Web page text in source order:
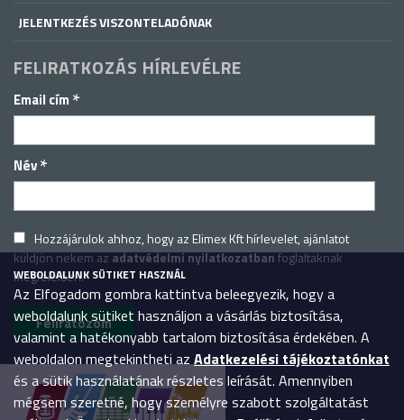
JELENTKEZÉS VISZONTELADÓNAK
FELIRATKOZÁS HÍRLEVÉLRE
Email cím *
Név*
Hozzájárulok ahhoz, hogy az Elimex Kft hírlevelet, ajánlatot
küldjön nekem azadatvédelmi nyilatkozatbanfoglaltaknak
megfelelően.
WEBOLDALUNK SÜTIKET HASZNÁL
Az Elfogadom gombra kattintva beleegyezik, hogy a
weboldalunk sütiket használjon a vásárlás biztosítása,
valamint a hatékonyabb tartalom biztosítása érdekében. A
weboldalon megtekintheti az Adatkezelési tájékoztatónkat
és a sütik használatának részletes leírását. Amennyiben
mégsem szeretné, hogy személyre szabott szolgáltatást